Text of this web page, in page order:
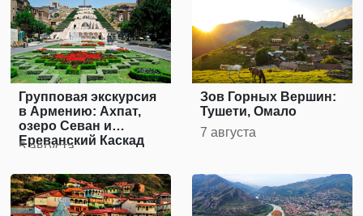
Групповая экскурсия
в Армению: Ахпат,
озеро Севан и
Ереванский Каскад
5 августа
Зов Горных Вершин:
Тушети, Омало
7 августа